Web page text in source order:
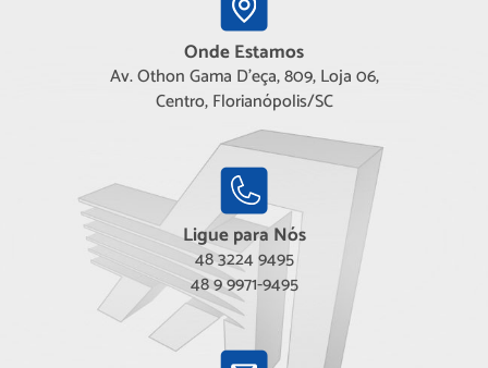
Onde Estamos
Av. Othon Gama D'eça, 809, Loja 06,
Centro, Florianópolis/SC
Ligue para Nós
48 3224 9495
48 9 9971-9495